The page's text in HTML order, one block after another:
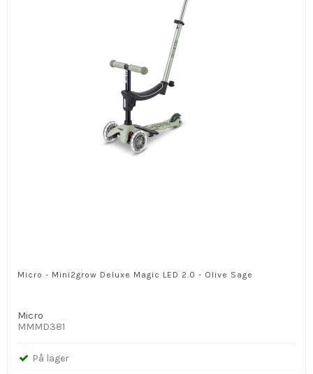
Micro - Mini2grow Deluxe Magic LED 2.0 - Olive Sage
Micro
MMMD381
På lager